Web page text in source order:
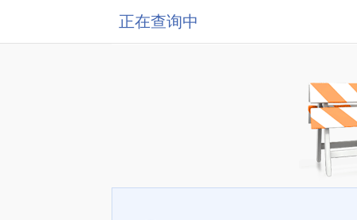
正在查询中